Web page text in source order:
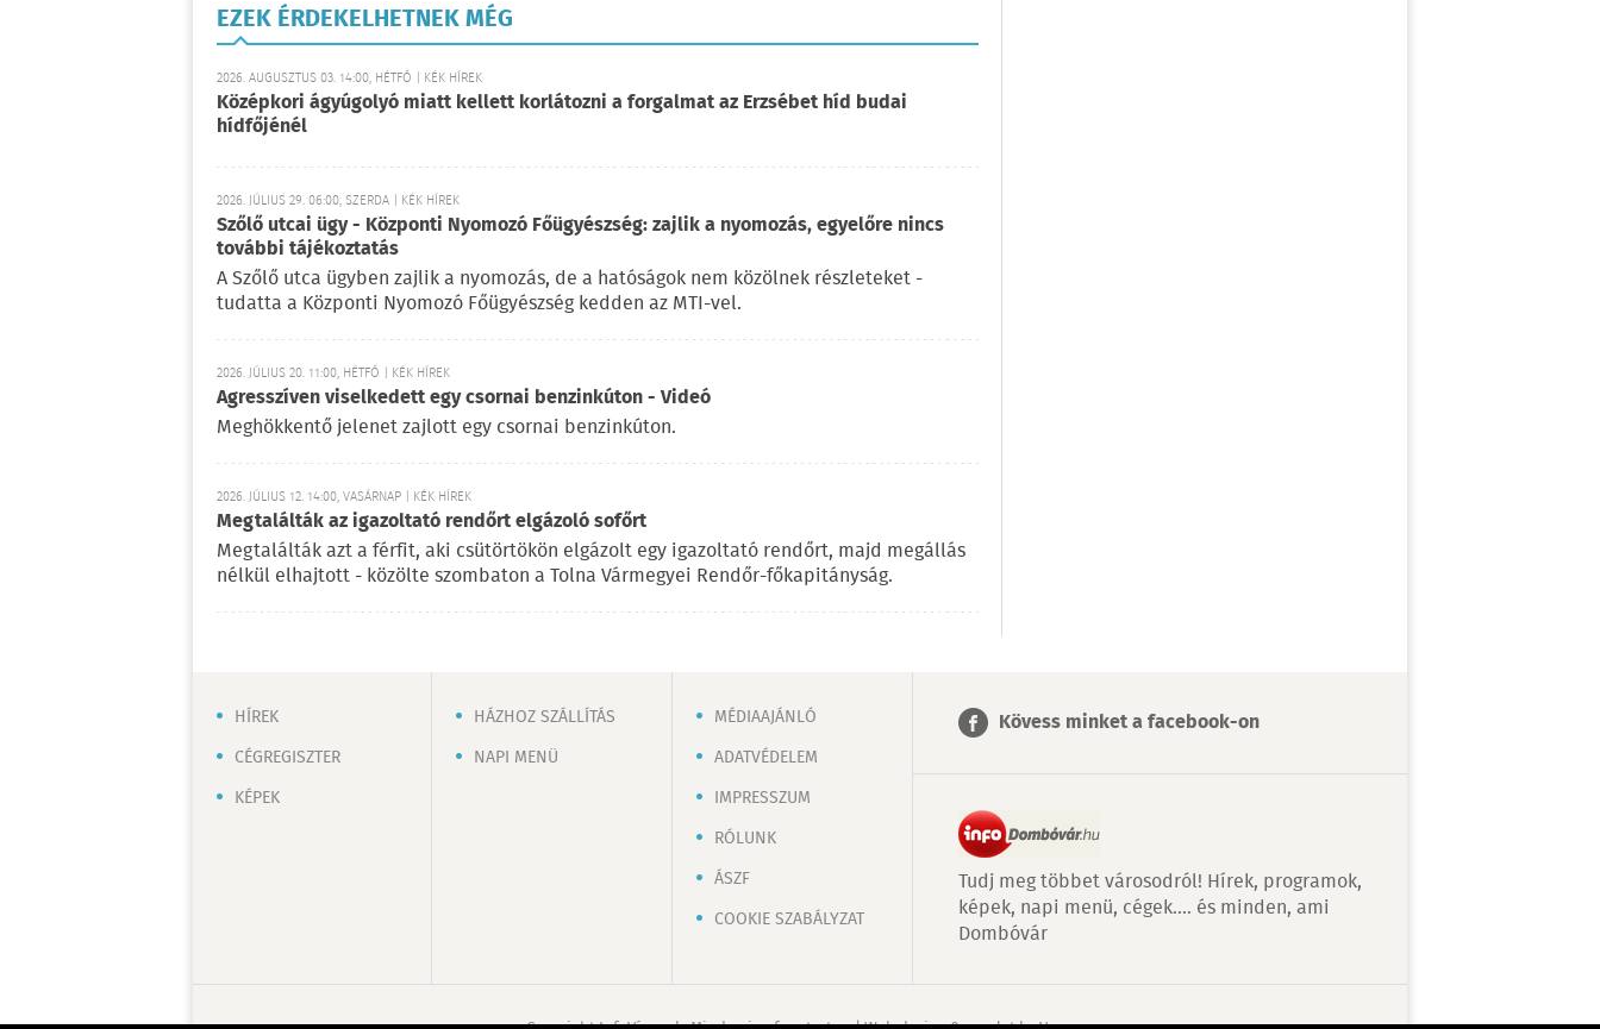
EZEK ÉRDEKELHETNEK MÉG
2026. AUGUSZTUS 03. 14:00, HÉTFŐ | KÉK HÍREK
Középkori ágyúgolyó miatt kellett korlátozni a forgalmat az Erzsébet híd budai
hídfőjénél
2026. JÚLIUS 29. 06:00, SZERDA | KÉK HÍREK
Szőlő utcai ügy - Központi Nyomozó Főügyészség: zajlik a nyomozás, egyelőre nincs
további tájékoztatás
A Szőlő utca ügyben zajlik a nyomozás, de a hatóságok nem közölnek részleteket -
tudatta a Központi Nyomozó Főügyészség kedden az MTI-vel.
2026. JÚLIUS 20. 11:00, HÉTFŐ | KÉK HÍREK
Agresszíven viselkedett egy csornai benzinkúton - Videó
Meghökkentő jelenet zajlott egy csornai benzinkúton.
2026. JÚLIUS 12. 14:00, VASÁRNAP | KÉK HÍREK
Megtalálták az igazoltató rendőrt elgázoló sofőrt
Megtalálták azt a férfit, aki csütörtökön elgázolt egy igazoltató rendőrt, majd megállás
nélkül elhajtott - közölte szombaton a Tolna Vármegyei Rendőr-főkapitányság.
HÍREK
CÉGREGISZTER
KÉPEK
HÁZHOZ SZÁLLÍTÁS
NAPI MENÜ
MÉDIAAJÁNLÓ
ADATVÉDELEM
IMPRESSZUM
RÓLUNK
ÁSZF
COOKIE SZABÁLYZAT
Kövess minket a facebook-on
Tudj meg többet városodról! Hírek, programok,
képek, napi menü, cégek…. és minden, ami
Dombóvár